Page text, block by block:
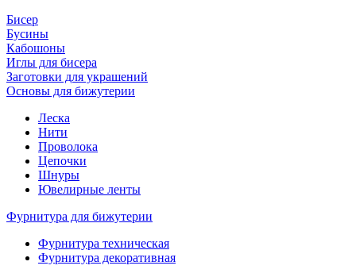
Бисер
Бусины
Кабошоны
Иглы для бисера
Заготовки для украшений
Основы для бижутерии
Леска
Нити
Проволока
Цепочки
Шнуры
Ювелирные ленты
Фурнитура для бижутерии
Фурнитура техническая
Фурнитура декоративная